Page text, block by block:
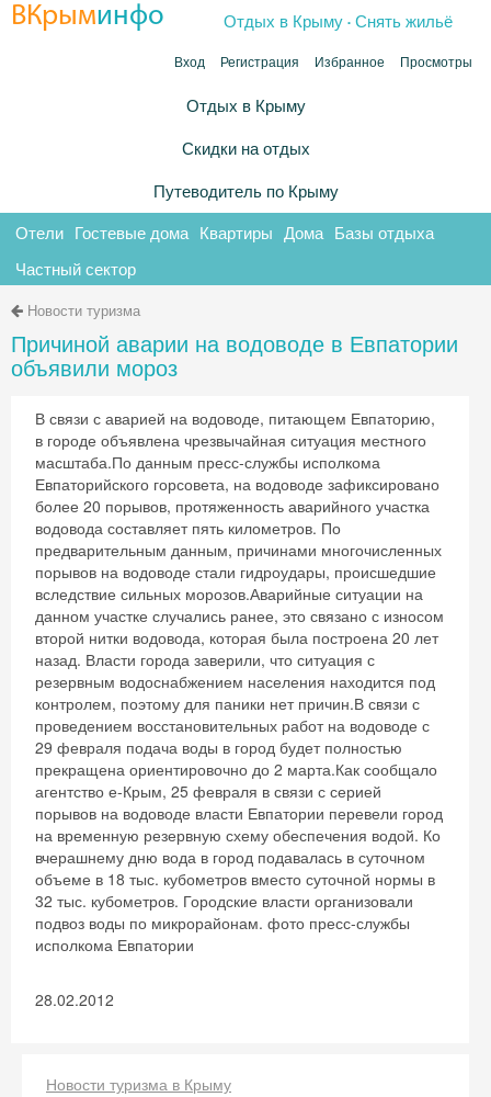
ВКрыминфо Отдых в Крыму .Снять жильё
Вход Регистрация Избранное Просмотры
Отдых в Крыму
Скидки на отдых
Путеводитель по Крыму
Отели Гостевые дома Квартиры Дома Базы отдыха
Частный сектор
Новости туризма
Причиной аварии на водоводе в Евпатории
объявили мороз
В связи с аварией на водоводе, питающем Евпаторию,
в городе объявлена чрезвычайная ситуация местного
масштаба.По данным пресс-службы исполкома
Евпаторийского горсовета, на водоводе зафиксировано
более 20 порывов, протяженность аварийного участка
водовода составляет пять километров. По
предварительным данным, причинами многочисленных
порывов на водоводе стали гидроудары, происшедшие
вследствие сильных морозов.Аварийные ситуации на
данном участке случались ранее, это связано с износом
второй нитки водовода, которая была построена 20 лет
назад. Власти города заверили, что ситуация с
резервным водоснабжением населения находится под
контролем, поэтому для паники нет причин.В связи с
проведением восстановительных работ на водоводе с
29 февраля подача воды в город будет полностью
прекращена ориентировочно до 2 марта.Как сообщало
агентство е-Крым, 25 февраля в связи с серией
порывов на водоводе власти Евпатории перевели город
на временную резервную схему обеспечения водой. Ко
вчерашнему дню вода в город подавалась в суточном
объеме в 18 тыс. кубометров вместо суточной нормы в
32 тыс. кубометров. Городские власти организовали
подвоз воды по микрорайонам. фото пресс-службы
исполкома Евпатории
28.02.2012
Новости туризма в Крыму